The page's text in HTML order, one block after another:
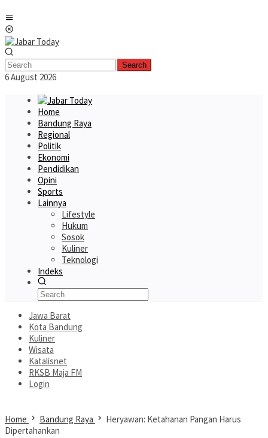
to
content
Search
6 August 2026
Home
Bandung Raya
Regional
Politik
Ekonomi
Pendidikan
Opini
Sports
Lainnya
Lifestyle
Hukum
Sosok
Kuliner
Teknologi
Indeks
Jawa Barat
Kota Bandung
Kuliner
Wisata
Katalisnet
RKSB Maja FM
Login
Home Bandung Raya
Heryawan: Ketahanan Pangan Harus
Dipertahankan